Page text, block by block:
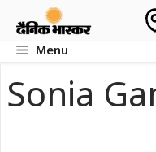
contentMenu
Sonia